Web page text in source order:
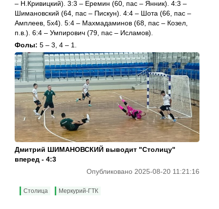
– Н.Кривицкий). 3:3 – Еремин (60, пас – Янник). 4:3 –
Шимановский (64, пас – Пискун). 4:4 – Шота (66, пас –
Амплеев, 5х4). 5:4 – Махмадаминов (68, пас – Козел,
п.в.). 6:4 – Умпирович (79, пас – Исламов).
Фолы: 5 – 3, 4 – 1.
Дмитрий ШИМАНОВСКИЙ выводит "Столицу"
вперед - 4:3
Опубликовано 2025-08-20 11:21:16
Столица Меркурий-ГТК